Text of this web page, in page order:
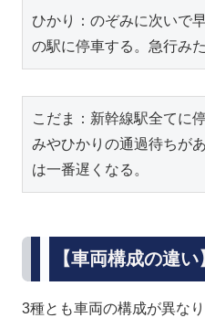
ひかり：のぞみに次いで
の駅に停車する。急行み
こだま：新幹線駅全てに
みやひかりの通過待ちが
は一番遅くなる。
【車両構成の違い
3種とも車両の構成が異なり